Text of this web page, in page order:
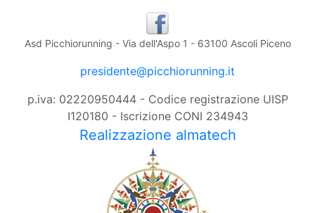
Asd Picchiorunning - Via dell'Aspo 1 - 63100 Ascoli Piceno
presidente@picchiorunning.it
p.iva: 02220950444 - Codice registrazione UISP
I120180 - Iscrizione CONI 234943
Realizzazione almatech